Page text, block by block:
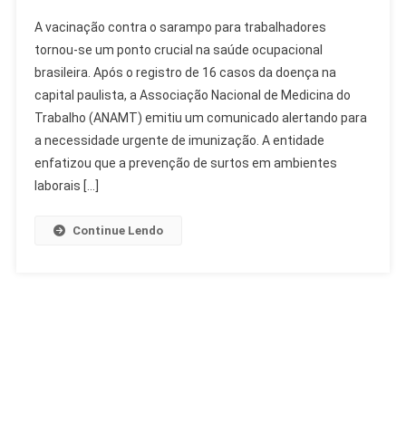
Devem
Facilitar
Vacinação
Sarampo
De
Trabalhadores
A vacinação contra o sarampo para trabalhadores
tornou-se um ponto crucial na saúde ocupacional
brasileira. Após o registro de 16 casos da doença na
capital paulista, a Associação Nacional de Medicina do
Trabalho (ANAMT) emitiu um comunicado alertando para
a necessidade urgente de imunização. A entidade
enfatizou que a prevenção de surtos em ambientes
laborais […]
Continue Lendo